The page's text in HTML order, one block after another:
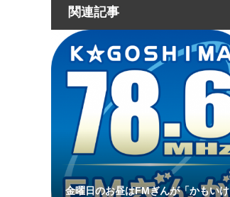
関連記事
金曜日のお昼はFMぎんが「かもいけ